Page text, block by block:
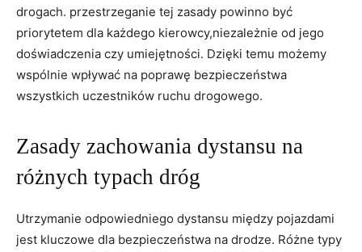
drogach. przestrzeganie tej zasady powinno być
priorytetem dla każdego kierowcy,niezależnie od jego
doświadczenia czy umiejętności. Dzięki temu możemy
wspólnie wpływać na poprawę bezpieczeństwa
wszystkich uczestników ruchu drogowego.
Zasady zachowania dystansu na
różnych typach dróg
Utrzymanie odpowiedniego dystansu między pojazdami
jest kluczowe dla bezpieczeństwa na drodze. Różne typy